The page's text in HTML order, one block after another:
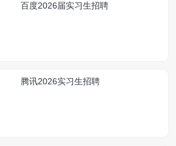
百度2026届实习生招聘
腾讯2026实习生招聘